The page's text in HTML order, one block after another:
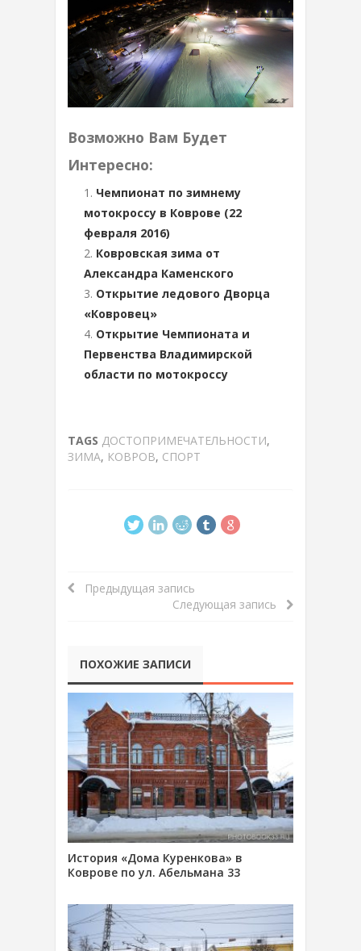
Возможно Вам Будет
Интересно:
Чемпионат по зимнему
мотокроссу в Коврове (22
февраля 2016)
Ковровская зима от
Александра Каменского
Открытие ледового Дворца
«Ковровец»
Открытие Чемпионата и
Первенства Владимирской
области по мотокроссу
TAGS ДОСТОПРИМЕЧАТЕЛЬНОСТИ,
ЗИМА, КОВРОВ, СПОРТ
Предыдущая запись
Следующая запись
ПОХОЖИЕ ЗАПИСИ
История «Дома Куренкова» в
Коврове по ул. Абельмана 33